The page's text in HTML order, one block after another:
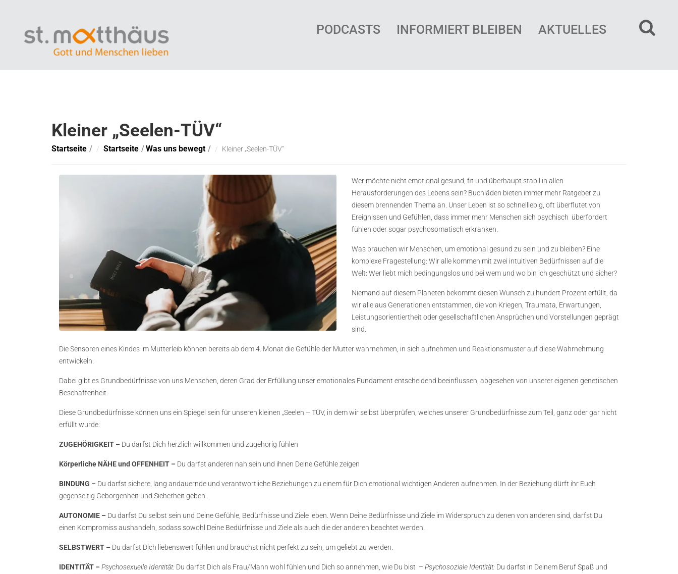
PODCASTS INFORMIERT BLEIBEN AKTUELLES
Kleiner „Seelen-TÜV“
Startseite Startseite Was uns bewegt Kleiner „Seelen-TÜV“
Wer möchte nicht emotional gesund, fit und überhaupt stabil in allen
Herausforderungen des Lebens sein? Buchläden bieten immer mehr Ratgeber zu
diesem brennenden Thema an. Unser Leben ist so schnelllebig, oft überflutet von
Ereignissen und Gefühlen, dass immer mehr Menschen sich psychisch überfordert
fühlen oder sogar psychosomatisch erkranken.
Was brauchen wir Menschen, um emotional gesund zu sein und zu bleiben? Eine
komplexe Fragestellung: Wir alle kommen mit zwei intuitiven Bedürfnissen auf die
Welt: Wer liebt mich bedingungslos und bei wem und wo bin ich geschützt und sicher?
Niemand auf diesem Planeten bekommt diesen Wunsch zu hundert Prozent erfüllt, da
wir alle aus Generationen entstammen, die von Kriegen, Traumata, Erwartungen,
Leistungsorientiertheit oder gesellschaftlichen Ansprüchen und Vorstellungen geprägt
sind.
Die Sensoren eines Kindes im Mutterleib können bereits ab dem 4. Monat die Gefühle der Mutter wahrnehmen, in sich aufnehmen und Reaktionsmuster auf diese Wahrnehmung
entwickeln.
Dabei gibt es Grundbedürfnisse von uns Menschen, deren Grad der Erfüllung unser emotionales Fundament entscheidend beeinflussen, abgesehen von unserer eigenen genetischen
Beschaffenheit.
Diese Grundbedürfnisse können uns ein Spiegel sein für unseren kleinen „Seelen – TÜV, in dem wir selbst überprüfen, welches unserer Grundbedürfnisse zum Teil, ganz oder gar nicht
erfüllt wurde:
ZUGEHÖRIGKEIT – Du darfst Dich herzlich willkommen und zugehörig fühlen
Körperliche NÄHE und OFFENHEIT – Du darfst anderen nah sein und ihnen Deine Gefühle zeigen
BINDUNG – Du darfst sichere, lang andauernde und verantwortliche Beziehungen zu einem für Dich emotional wichtigen Anderen aufnehmen. In der Beziehung dürft ihr Euch
gegenseitig Geborgenheit und Sicherheit geben.
AUTONOMIE – Du darfst Du selbst sein und Deine Gefühle, Bedürfnisse und Ziele leben. Wenn Deine Bedürfnisse und Ziele im Widerspruch zu denen von anderen sind, darfst Du
einen Kompromiss aushandeln, sodass sowohl Deine Bedürfnisse und Ziele als auch die der anderen beachtet werden.
SELBSTWERT – Du darfst Dich liebenswert fühlen und brauchst nicht perfekt zu sein, um geliebt zu werden.
IDENTITÄT –Psychosexuelle Identität: Du darfst Dich als Frau/Mann wohl fühlen und Dich so annehmen, wie Du bist – Psychosoziale Identität: Du darfst in Deinem Beruf Spaß und